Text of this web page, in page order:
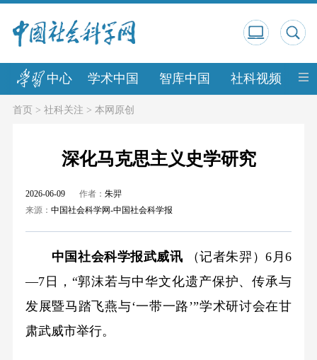
中心 学术中国 智库中国 社科视频 中
首页> 社科关注 > 本网原创
深化马克思主义史学研究
2026-06-09 作者： 朱羿
来源： 中国社会科学网-中国社会科学报
中国社会科学报武威讯 （记者朱羿）6月6
—7日，“郭沫若与中华文化遗产保护、传承与
发展暨马踏飞燕与‘一带一路’”学术研讨会在甘
肃武威市举行。